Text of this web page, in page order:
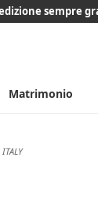
sempre
Matrimonio